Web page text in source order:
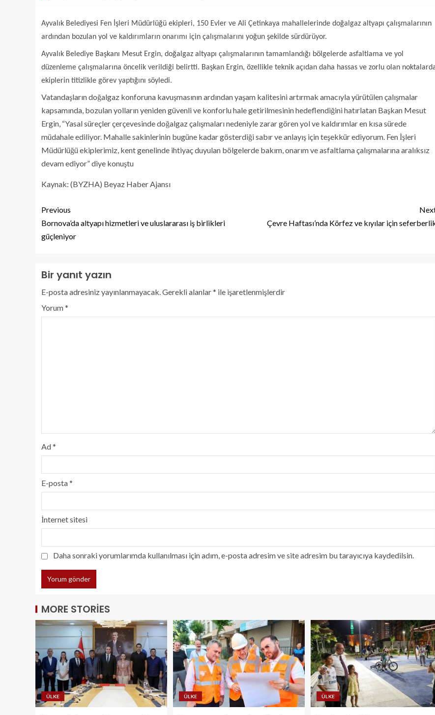
Ayvalık Belediyesi Fen İşleri Müdürlüğü ekipleri, 150 Evler ve Ali Çetinkaya mahallelerinde doğalgaz altyapı çalışmalarının
ardından bozulan yol ve kaldırımların onarımı için çalışmalarını yoğun şekilde sürdürüyor.
Ayvalık Belediye Başkanı Mesut Ergin, doğalgaz altyapı çalışmalarının tamamlandığı bölgelerde asfaltlama ve yol
düzenleme çalışmalarına öncelik verildiği belirtti. Başkan Ergin, özellikle teknik açıdan daha hassas ve zorlu olan
ekiplerin titizlikle görev yaptığını söyledi.
Vatandaşların doğalgaz konforuna kavuşmasının ardından yaşam kalitesini artırmak amacıyla yürütülen çalışmalar
kapsamında, bozulan yolların yeniden güvenli ve konforlu hale getirilmesinin hedeflendiğini hatırlatan Başkan Mesut
Ergin, “Yasal süreçler çerçevesinde doğalgaz çalışmaları nedeniyle zarar gören yol ve kaldırımlar en kısa sürede
müdahale ediliyor. Mahalle sakinlerinin bugüne kadar gösterdiği sabır ve anlayış için teşekkür ediyorum. Fen İşleri
Müdürlüğü ekiplerimiz, kent genelinde ihtiyaç duyulan bölgelerde bakım, onarım ve asfaltlama çalışmalarına aralıksız
devam ediyor” diye konuştu
Kaynak: (BYZHA) Beyaz Haber Ajansı
Previous
Bornova’da altyapı hizmetleri ve uluslararası iş birlikleri
güçleniyor
Çevre Haftası’nda Körfez ve kıyılar için
Bir yanıt yazın
E-posta adresiniz yayınlanmayacak.Gerekli alanlar* ile işaretlenmişlerdir
Yorum*
Ad*
E-posta*
İnternet sitesi
Daha sonraki yorumlarımda kullanılması için adım, e-posta adresim ve site adresim bu tarayıcıya kaydedilsin.
MORE STORIES
ÜLKE ÜLKE ÜLKE